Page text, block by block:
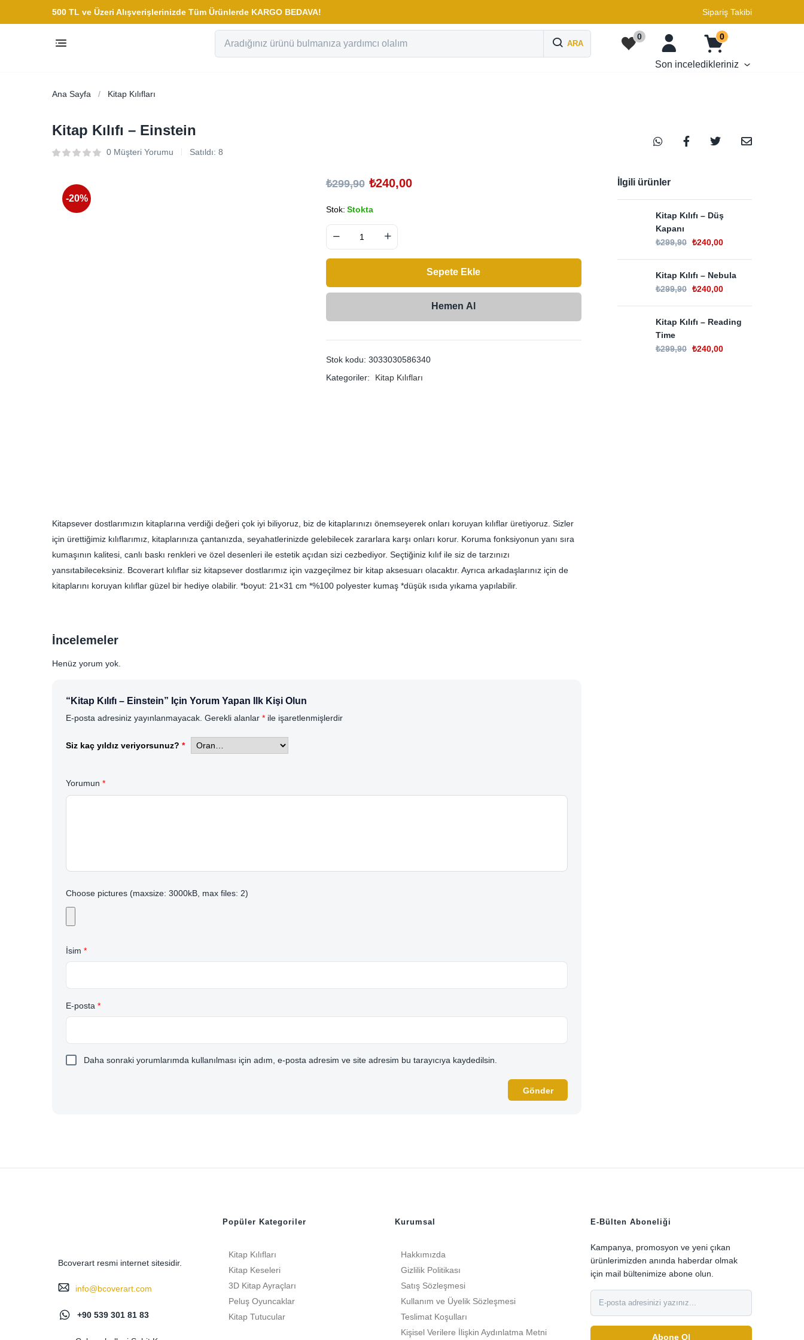
500 TL ve Üzeri Alışverişlerinizde Tüm Ürünlerde KARGO BEDAVA! Sipariş Takibi
ARA
0 0
Son inceledikleriniz
Ana Sayfa Kitap Kılıfları
Kitap Kılıfı – Einstein
0 Müşteri Yorumu Satıldı: 8
-20%
₺299,90 ₺240,00
Stok: Stokta
Sepete Ekle
Hemen Al
Stok kodu: 3033030586340
Kategoriler:
Kitap Kılıfları
Kitapsever dostlarımızın kitaplarına verdiği değeri çok iyi biliyoruz, biz de kitaplarınızı önemseyerek onları koruyan kılıflar üretiyoruz. Sizler
için ürettiğimiz kılıflarımız, kitaplarınıza çantanızda, seyahatlerinizde gelebilecek zararlara karşı onları korur. Koruma fonksiyonun yanı sıra
kumaşının kalitesi, canlı baskı renkleri ve özel desenleri ile estetik açıdan sizi cezbediyor. Seçtiğiniz kılıf ile siz de tarzınızı
yansıtabileceksiniz. Bcoverart kılıflar siz kitapsever dostlarımız için vazgeçilmez bir kitap aksesuarı olacaktır. Ayrıca arkadaşlarınız için de
kitaplarını koruyan kılıflar güzel bir hediye olabilir. *boyut: 21×31 cm *%100 polyester kumaş *düşük ısıda yıkama yapılabilir.
İncelemeler
Henüz yorum yok.
“Kitap Kılıfı – Einstein” Için Yorum Yapan Ilk Kişi Olun
E-posta adresiniz yayınlanmayacak. Gerekli alanlar * ile işaretlenmişlerdir
Siz kaç yıldız veriyorsunuz? *
Yorumun *
Choose pictures (maxsize: 3000kB, max files: 2)
İsim *
E-posta *
Daha sonraki yorumlarımda kullanılması için adım, e-posta adresim ve site adresim bu tarayıcıya kaydedilsin.
İlgili ürünler
Kitap Kılıfı – Düş
Kapanı
₺299,90 ₺240,00
Kitap Kılıfı – Nebula
₺299,90 ₺240,00
Kitap Kılıfı – Reading
Time
₺299,90 ₺240,00
Bcoverart resmi internet sitesidir.
info@bcoverart.com
+90 539 301 81 83
Popüler Kategoriler
Kitap Kılıfları
Kitap Keseleri
3D Kitap Ayraçları
Peluş Oyuncaklar
Kitap Tutucular
Kurumsal
Hakkımızda
Gizlilik Politikası
Satış Sözleşmesi
Kullanım ve Üyelik Sözleşmesi
Teslimat Koşulları
Kişisel Verilere İlişkin Aydınlatma Metni
E-Bülten Aboneliği
Kampanya, promosyon ve yeni çıkan
ürünlerimizden anında haberdar olmak
için mail bültenimize abone olun.
Abone Ol